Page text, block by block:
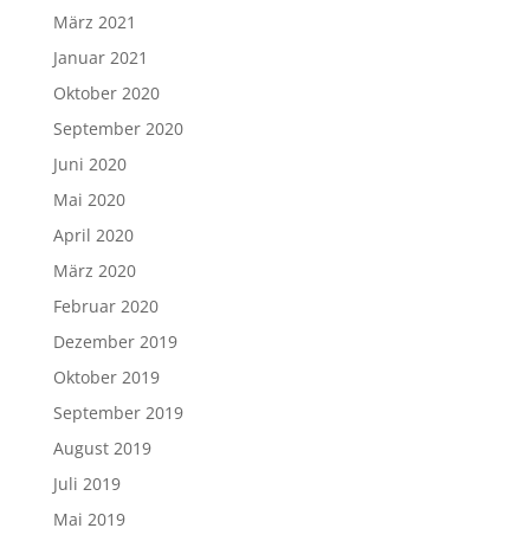
März 2021
Januar 2021
Oktober 2020
September 2020
Juni 2020
Mai 2020
April 2020
März 2020
Februar 2020
Dezember 2019
Oktober 2019
September 2019
August 2019
Juli 2019
Mai 2019